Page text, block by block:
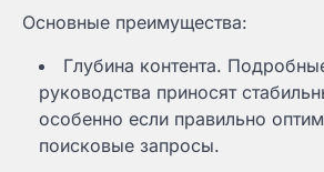
Основные преимущества:
Глубина контента.
руководства приносят
особенно если правильно
поисковые запросы.